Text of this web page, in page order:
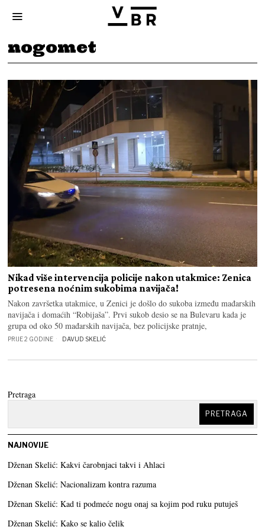
nogomet
Nikad više intervencija policije nakon utakmice: Zenica
potresena noćnim sukobima navijača!
Nakon završetka utakmice, u Zenici je došlo do sukoba između mađarskih
navijača i domaćih “Robijaša”. Prvi sukob desio se na Bulevaru kada je
grupa od oko 50 mađarskih navijača, bez policijske pratnje,
PRIJE 2 GODINE DAVUD SKELIĆ
Pretraga
PRETRAGA
NAJNOVIJE
Dženan Skelić: Kakvi čarobnjaci takvi i Ahlaci
Dženan Skelić: Nacionalizam kontra razuma
Dženan Skelić: Kad ti podmeće nogu onaj sa kojim pod ruku putuješ
Dženan Skelić: Kako se kalio čelik